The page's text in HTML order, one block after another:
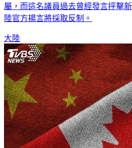
屬，而這名議員過去曾經發言抨擊
陸官方揚言將採取反制。
大陸